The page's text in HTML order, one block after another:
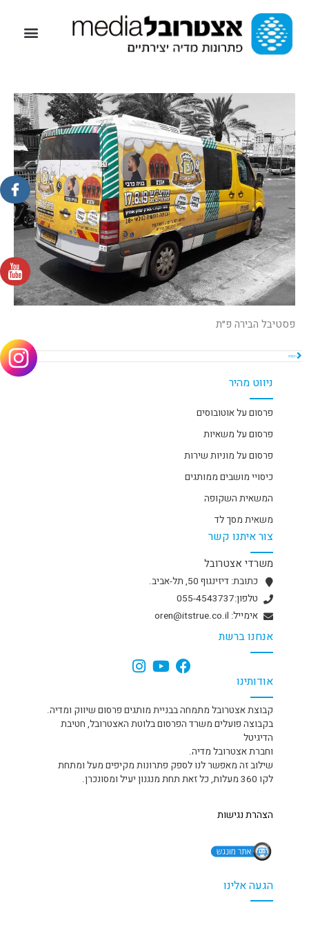
פסטיבל הבירה פ״ת
הקודם הבא
הגעה אלינו
אודותינו
קבוצת אצטרובל מתמחה בבניית מותגים פרסום שיווק ומדיה.
בקבוצה פועלים משרד הפרסום בלוטת האצטרובל, חטיבת
הדיגיטל
וחברת אצטרובל מדיה.
שילוב זה מאפשר לנו לספק פתרונות מקיפים מעל ומתחת
לקו 360 מעלות, כל זאת תחת מנגנון יעיל ומסונכרן.
הצהרת נגישות
צור איתנו קשר
משרדי אצטרובל
כתובת: דיזינגוף 50, תל-אביב.
טלפון:055-4543737
אימייל: oren@itstrue.co.il
אנחנו ברשת
ניווט מהיר
פרסום על אוטובוסים
פרסום על משאיות
פרסום על מוניות שירות
כיסויי מושבים ממותגים
המשאית השקופה
משאית מסך לד